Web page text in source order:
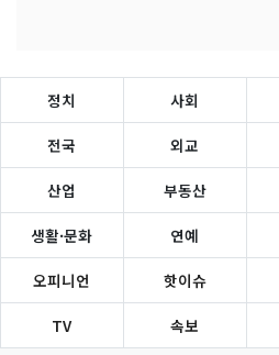
정치 사회
전국 외교
산업 부동산
생활·문화 연예
오피니언 핫이슈
TV 속보